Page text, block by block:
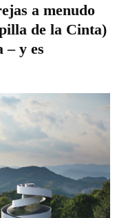
a menudo
de la Cinta)
– y es